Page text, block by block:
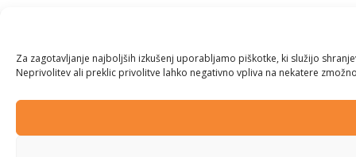
Za zagotavljanje najboljših izkušenj uporabljamo piškotke, ki služijo
Neprivolitev ali preklic privolitve lahko negativno vpliva na nekatere